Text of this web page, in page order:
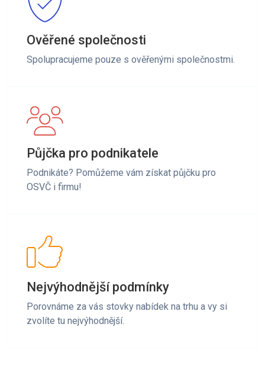
Ověřené společnosti
Spolupracujeme pouze s ověřenými společnostmi.
Půjčka pro podnikatele
Podnikáte? Pomůžeme vám získat půjčku pro
OSVČ i firmu!
Nejvýhodnější podmínky
Porovnáme za vás stovky nabídek na trhu a vy si
zvolíte tu nejvýhodnější.